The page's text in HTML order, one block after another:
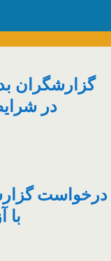
گزارشگران
در
درخواست
با